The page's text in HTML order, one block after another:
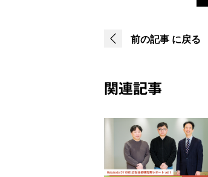
前の記事 に戻る
関連記事